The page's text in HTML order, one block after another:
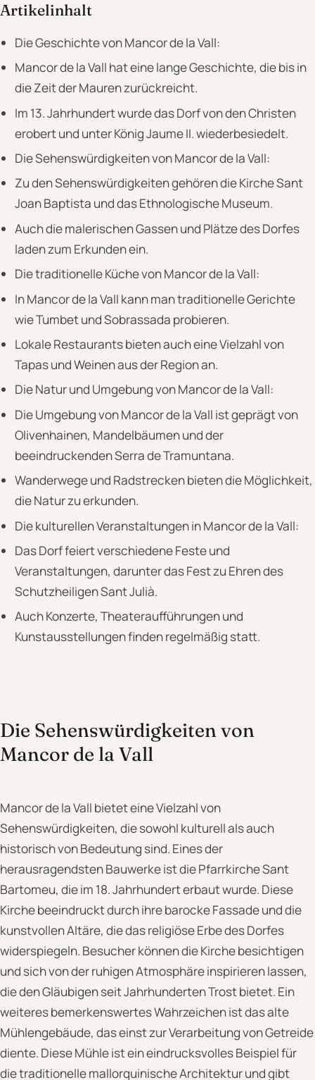
Artikelinhalt
Die Geschichte von Mancor de la Vall:
Mancor de la Vall hat eine lange Geschichte, die bis in
die Zeit der Mauren zurückreicht.
Im 13. Jahrhundert wurde das Dorf von den Christen
erobert und unter König Jaume II. wiederbesiedelt.
Die Sehenswürdigkeiten von Mancor de la Vall:
Zu den Sehenswürdigkeiten gehören die Kirche Sant
Joan Baptista und das Ethnologische Museum.
Auch die malerischen Gassen und Plätze des Dorfes
laden zum Erkunden ein.
Die traditionelle Küche von Mancor de la Vall:
In Mancor de la Vall kann man traditionelle Gerichte
wie Tumbet und Sobrassada probieren.
Lokale Restaurants bieten auch eine Vielzahl von
Tapas und Weinen aus der Region an.
Die Natur und Umgebung von Mancor de la Vall:
Die Umgebung von Mancor de la Vall ist geprägt von
Olivenhainen, Mandelbäumen und der
beeindruckenden Serra de Tramuntana.
Wanderwege und Radstrecken bieten die Möglichkeit,
die Natur zu erkunden.
Die kulturellen Veranstaltungen in Mancor de la Vall:
Das Dorf feiert verschiedene Feste und
Veranstaltungen, darunter das Fest zu Ehren des
Schutzheiligen Sant Julià.
Auch Konzerte, Theateraufführungen und
Kunstausstellungen finden regelmäßig statt.
Die Sehenswürdigkeiten von
Mancor de la Vall
Mancor de la Vall bietet eine Vielzahl von
Sehenswürdigkeiten, die sowohl kulturell als auch
historisch von Bedeutung sind. Eines der
herausragendsten Bauwerke ist die Pfarrkirche Sant
Bartomeu, die im 18. Jahrhundert erbaut wurde. Diese
Kirche beeindruckt durch ihre barocke Fassade und die
kunstvollen Altäre, die das religiöse Erbe des Dorfes
widerspiegeln. Besucher können die Kirche besichtigen
und sich von der ruhigen Atmosphäre inspirieren lassen,
die den Gläubigen seit Jahrhunderten Trost bietet. Ein
weiteres bemerkenswertes Wahrzeichen ist das alte
Mühlengebäude, das einst zur Verarbeitung von Getreide
diente. Diese Mühle ist ein eindrucksvolles Beispiel für
die traditionelle mallorquinische Architektur und gibt